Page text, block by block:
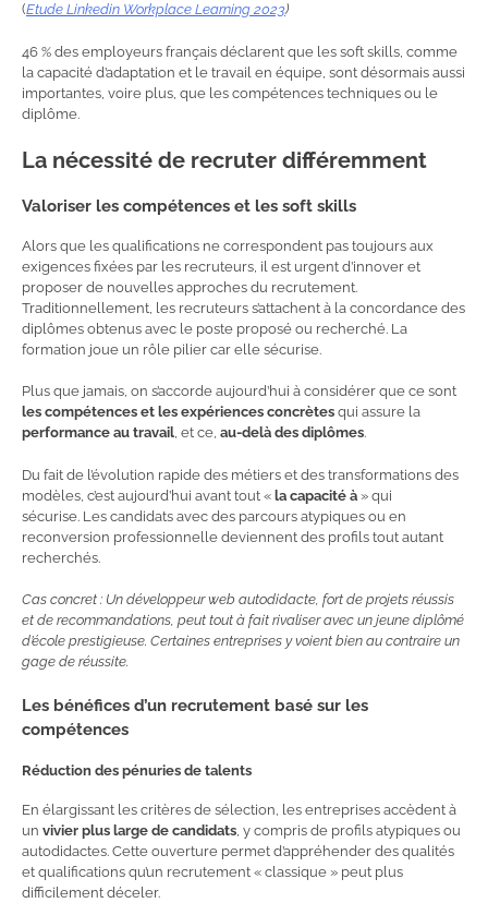
(Etude Linkedin Workplace Learning 2023)
46 % des employeurs français déclarent que les soft skills, comme
la capacité d’adaptation et le travail en équipe, sont désormais aussi
importantes, voire plus, que les compétences techniques ou le
diplôme.
La nécessité de recruter différemment
Valoriser les compétences et les soft skills
Alors que les qualifications ne correspondent pas toujours aux
exigences fixées par les recruteurs, il est urgent d’innover et
proposer de nouvelles approches du recrutement.
Traditionnellement, les recruteurs s’attachent à la concordance des
diplômes obtenus avec le poste proposé ou recherché. La
formation joue un rôle pilier car elle sécurise.
Plus que jamais, on s’accorde aujourd’hui à considérer que ce sont
les compétences et les expériences concrètes qui assure la
performance au travail, et ce, au-delà des diplômes.
Du fait de l’évolution rapide des métiers et des transformations des
modèles, c’est aujourd’hui avant tout « la capacité à » qui
sécurise. Les candidats avec des parcours atypiques ou en
reconversion professionnelle deviennent des profils tout autant
recherchés.
Cas concret : Un développeur web autodidacte, fort de projets réussis
et de recommandations, peut tout à fait rivaliser avec un jeune diplômé
d’école prestigieuse. Certaines entreprises y voient bien au contraire un
gage de réussite.
Les bénéfices d’un recrutement basé sur les
compétences
Réduction des pénuries de talents
En élargissant les critères de sélection, les entreprises accèdent à
un vivier plus large de candidats, y compris de profils atypiques ou
autodidactes. Cette ouverture permet d’appréhender des qualités
et qualifications qu’un recrutement « classique » peut plus
difficilement déceler.